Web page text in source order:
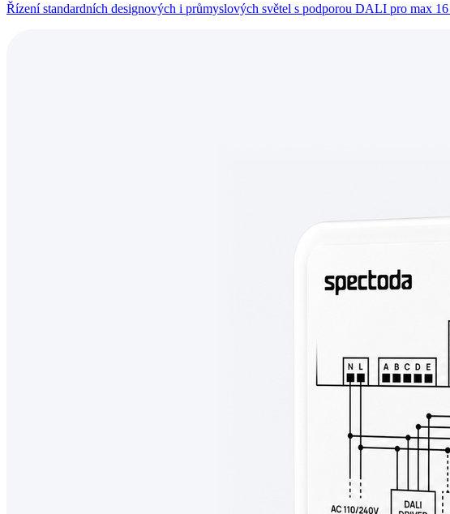
Řízení standardních designových i průmyslových světel s podporou DALI pro max